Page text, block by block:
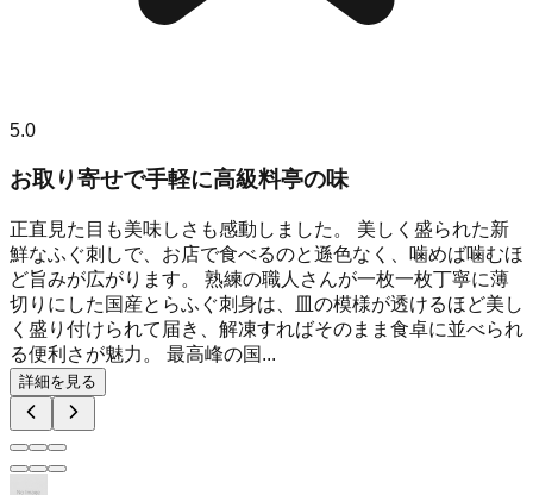
5.0
お取り寄せで手軽に高級料亭の味
正直見た目も美味しさも感動しました。 美しく盛られた新
鮮なふぐ刺しで、お店で食べるのと遜色なく、噛めば噛むほ
ど旨みが広がります。 熟練の職人さんが一枚一枚丁寧に薄
切りにした国産とらふぐ刺身は、皿の模様が透けるほど美し
く盛り付けられて届き、解凍すればそのまま食卓に並べられ
る便利さが魅力。 最高峰の国...
詳細を見る